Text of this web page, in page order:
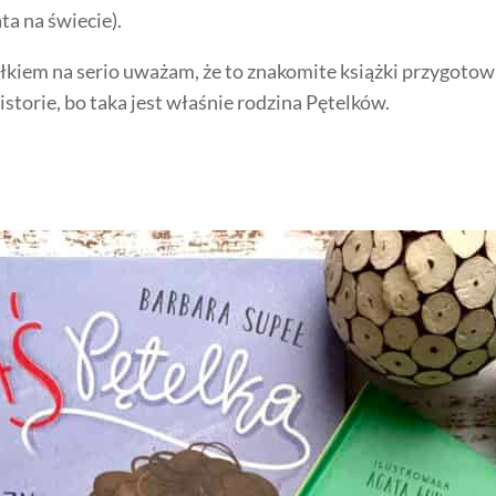
na świecie).
na serio uważam, że to znakomite książki
bo taka jest właśnie rodzina Pętelków.